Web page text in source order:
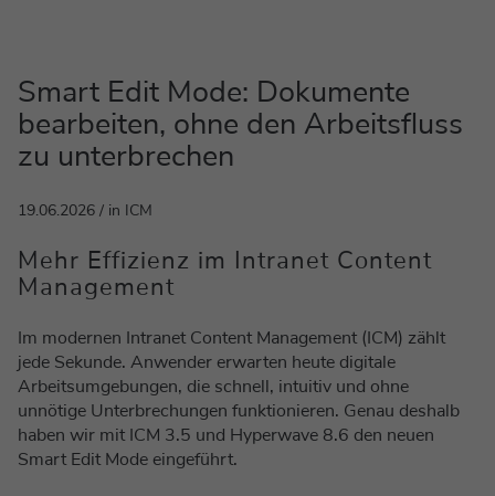
Smart Edit Mode: Dokumente
bearbeiten, ohne den Arbeitsfluss
zu unterbrechen
19.06.2026 / in ICM
Mehr Effizienz im Intranet Content
Management
Im modernen Intranet Content Management (ICM) zählt
jede Sekunde. Anwender erwarten heute digitale
Arbeitsumgebungen, die schnell, intuitiv und ohne
unnötige Unterbrechungen funktionieren. Genau deshalb
haben wir mit ICM 3.5 und Hyperwave 8.6 den neuen
Smart Edit Mode eingeführt.